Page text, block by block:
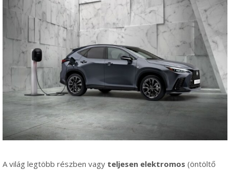
A világ legtöbb részben vagy teljesen elektromos (öntöltő